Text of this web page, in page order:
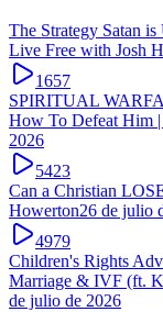
The Strategy Satan
Live Free with Josh
1657
SPIRITUAL
How To Defeat Him
2026
5423
Can a Christian
Howerton26 de julio
4979
Children's Rights
Marriage & IVF (ft.
de julio de 2026